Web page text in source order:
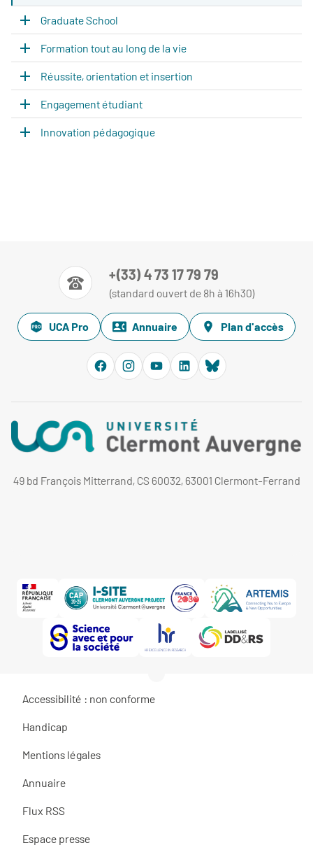
Graduate School
Formation tout au long de la vie
Réussite, orientation et insertion
Engagement étudiant
Innovation pédagogique
+(33) 4 73 17 79 79
(standard ouvert de 8h à 16h30)
UCA Pro Annuaire Plan d'accès
49 bd François Mitterrand, CS 60032, 63001 Clermont-Ferrand
Accessibilité : non conforme
Handicap
Mentions légales
Annuaire
Flux RSS
Espace presse